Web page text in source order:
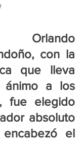
Orlando
con la
que lleva
ánimo a los
fue elegido
absoluto
el